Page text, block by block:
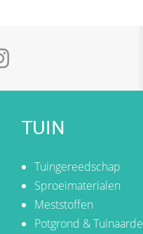
TUIN
Tuingereedschap
Sproeimaterialen
Meststoffen
Potgrond & Tuinaarde